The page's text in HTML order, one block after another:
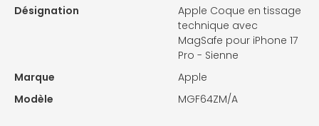
Désignation
Apple Coque en tissage
technique avec
MagSafe pour iPhone 17
Pro - Sienne
Marque
Apple
Modèle
MGF64ZM/A